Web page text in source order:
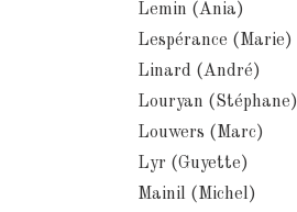
Lemin (Ania)
Lespérance (Marie)
Linard (André)
Louryan (Stéphane)
Louwers (Marc)
Lyr (Guyette)
Mainil (Michel)